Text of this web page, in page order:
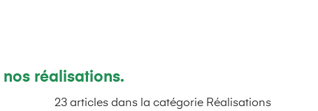
réalisations.
23 articles dans la catégorie Réalisations